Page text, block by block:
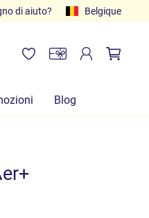
scrivi ainfo@lachiocciolababy.it
di aiuto? Belgique
Blog